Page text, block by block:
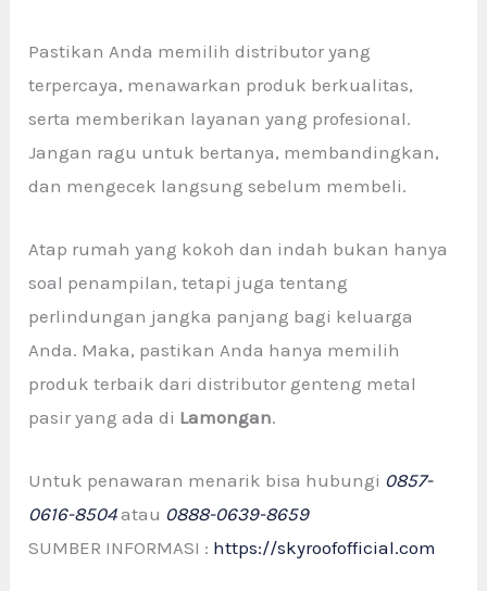
Pastikan Anda memilih distributor yang
terpercaya, menawarkan produk berkualitas,
serta memberikan layanan yang profesional.
Jangan ragu untuk bertanya, membandingkan,
dan mengecek langsung sebelum membeli.
Atap rumah yang kokoh dan indah bukan hanya
soal penampilan, tetapi juga tentang
perlindungan jangka panjang bagi keluarga
Anda. Maka, pastikan Anda hanya memilih
produk terbaik dari distributor genteng metal
pasir yang ada di Lamongan.
Untuk penawaran menarik bisa hubungi 0857-
0616-8504atau 0888-0639-8659
SUMBER INFORMASI : https://skyroofofficial.com